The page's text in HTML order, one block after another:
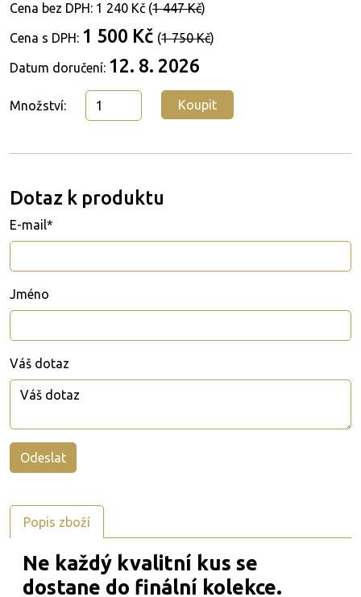
Cena bez DPH: 1 240 Kč (1 447 Kč)
Cena s DPH: 1 500 Kč (1 750 Kč)
Datum doručení: 12. 8. 2026
Množství: Koupit
Dotaz k produktu
E-mail*
Jméno
Váš dotaz
Popis zboží
Ne každý kvalitní kus se
dostane do finální kolekce.